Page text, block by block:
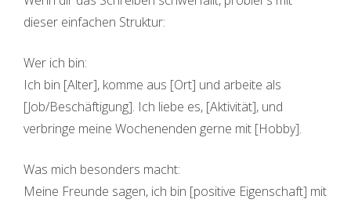
dieser einfachen Struktur:
Wer ich bin:
Ich bin [Alter], komme aus [Ort] und arbeite als
[Job/Beschäftigung]. Ich liebe es, [Aktivität], und
verbringe meine Wochenenden gerne mit [Hobby].
Was mich besonders macht:
Meine Freunde sagen, ich bin [positive Eigenschaft] mit